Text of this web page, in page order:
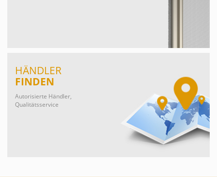
HÄNDLER
FINDEN
Autorisierte Händler,
Qualitätsservice